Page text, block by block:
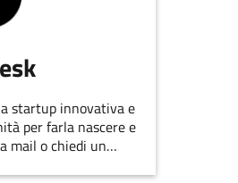
startup innovativa e
per farla nascere e
mail o chiedi un